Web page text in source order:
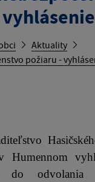
Aktuality
požiaru -
Humennom
do odvolania